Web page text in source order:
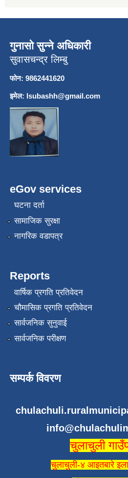
गुनासो सुन्ने अधिकारी
सुवासचन्द्र लिम्बु
फोन: 9862441620
इमेल: lsubashh@gmail.com
eGov services
घटना दर्ता
सामाजिक सुरक्षा
नागरिक वडापत्र
Reports
वार्षिक प्रगति प्रतिवेदन
चौमासिक प्रगति प्रतिवेदन
सार्वजनिक सुनुवाई
सार्वजनिक परीक्षण
सम्पर्क विवरण
चुलाचुली
चुलाचुली-४ आइतबारे